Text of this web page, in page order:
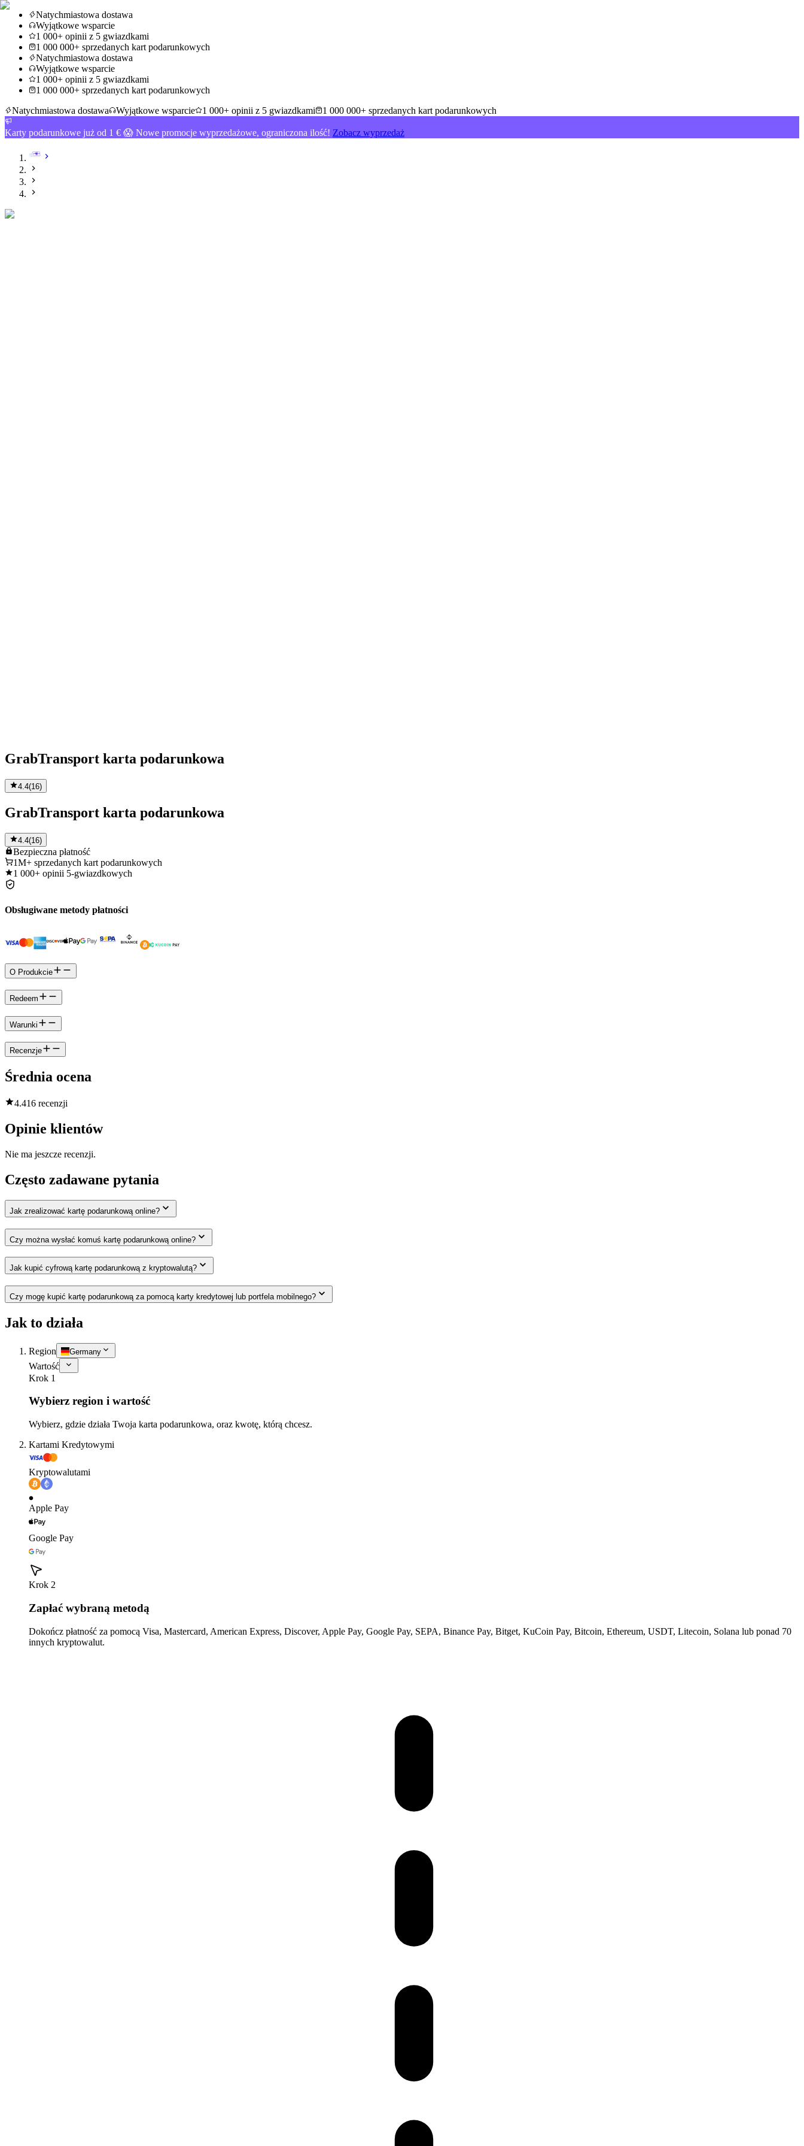
Natychmiastowa dostawa
Wyjątkowe wsparcie
1 000+ opinii z 5 gwiazdkami
1 000 000+ sprzedanych kart podarunkowych
Natychmiastowa dostawa
Wyjątkowe wsparcie
1 000+ opinii z 5 gwiazdkami
1 000 000+ sprzedanych kart podarunkowych
Natychmiastowa dostawa
Wyjątkowe wsparcie 1 000+ opinii z 5 gwiazdkami 1 000 000+ sprzedanych kart podarunkowych
Karty podarunkowe już od 1 € 😱 Nowe promocje wyprzedażowe, ograniczona ilość! Zobacz wyprzedaż
GrabTransport karta podarunkowa
4.4(16)
GrabTransport karta podarunkowa
4.4(16)
Bezpieczna płatność
1M+ sprzedanych kart podarunkowych
1 000+ opinii 5-gwiazdkowych
Obsługiwane metody płatności
O Produkcie
Redeem
Warunki
Recenzje
Średnia ocena
4.416 recenzji
Opinie klientów
Nie ma jeszcze recenzji.
Często zadawane pytania
Jak zrealizować kartę podarunkową online?
Czy można wysłać komuś kartę podarunkową online?
Jak kupić cyfrową kartę podarunkową z kryptowalutą?
Czy mogę kupić kartę podarunkową za pomocą karty kredytowej lub portfela mobilnego?
Jak to działa
Region Germany
Wartość
Krok 1
Wybierz region i wartość
Wybierz, gdzie działa Twoja karta podarunkowa, oraz kwotę, którą chcesz.
Kartami Kredytowymi
Kryptowalutami
Apple Pay
Google Pay
Krok 2
Zapłać wybraną metodą
Dokończ płatność za pomocą Visa, Mastercard, American Express, Discover, Apple Pay, Google Pay, SEPA, Binance Pay, Bitget, KuCoin Pay, Bitcoin, Ethereum, USDT, Litecoin, Solana lub ponad 70
innych kryptowalut.